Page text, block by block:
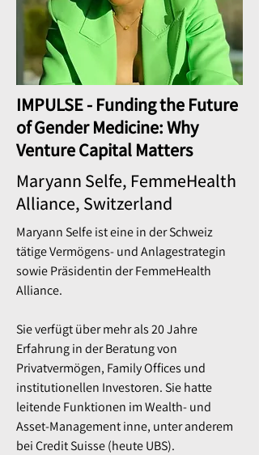
IMPULSE - Funding the Future
of Gender Medicine: Why
Venture Capital Matters
Maryann Selfe, FemmeHealth
Alliance, Switzerland
Maryann Selfe ist eine in der Schweiz
tätige Vermögens- und Anlagestrategin
sowie Präsidentin der FemmeHealth
Alliance.
Sie verfügt über mehr als 20 Jahre
Erfahrung in der Beratung von
Privatvermögen, Family Offices und
institutionellen Investoren. Sie hatte
leitende Funktionen im Wealth- und
Asset-Management inne, unter anderem
bei Credit Suisse (heute UBS).